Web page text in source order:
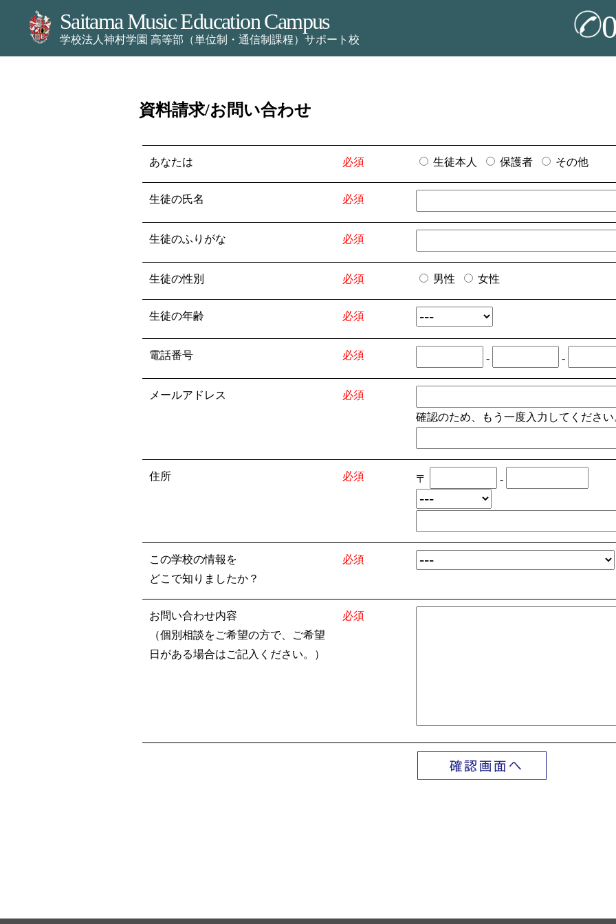
Saitama Music Education Campus
学校法人神村学園 高等部（単位制・通信制課程）サポート校
資料請求/お問い合わせ
あなたは 必須 生徒本人 保護者 その他
生徒の氏名 必須
生徒のふりがな 必須
生徒の性別 必須 男性 女性
生徒の年齢 必須
電話番号 必須 - -
メールアドレス
必須
確認のため、もう一度入力してください
住所 必須 〒 -
この学校の情報を
どこで知りましたか？
必須
お問い合わせ内容
（個別相談をご希望の方で、ご希望
日がある場合はご記入ください。）
必須